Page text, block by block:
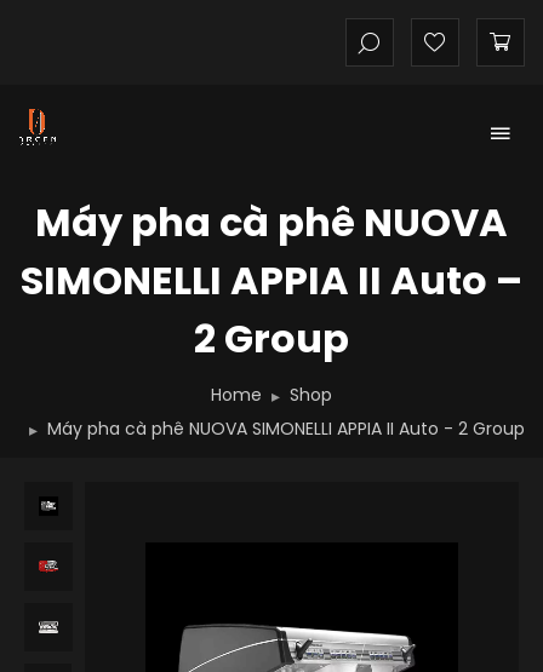
Máy pha cà phê NUOVA
SIMONELLI APPIA II Auto –
2 Group
Home
Shop
Máy pha cà phê NUOVA SIMONELLI APPIA II Auto - 2 Group